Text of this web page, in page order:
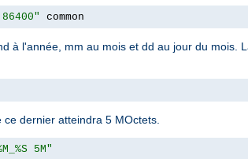
common
à l'année, mm au mois et dd au jour du mois.
dernier atteindra 5 MOctets.
5M"